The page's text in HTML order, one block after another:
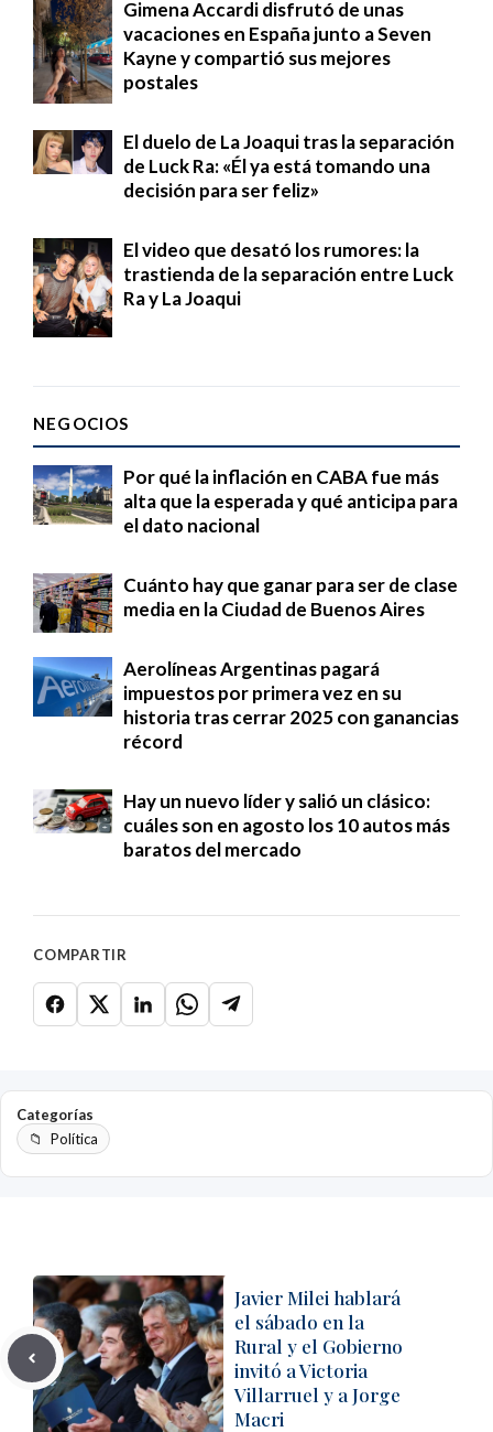
Gimena Accardi disfrutó de unas
vacaciones en España junto a Seven
Kayne y compartió sus mejores
postales
El duelo de La Joaqui tras la separación
de Luck Ra: «Él ya está tomando una
decisión para ser feliz»
El video que desató los rumores: la
trastienda de la separación entre Luck
Ra y La Joaqui
NEGOCIOS
Por qué la inflación en CABA fue más
alta que la esperada y qué anticipa para
el dato nacional
Cuánto hay que ganar para ser de clase
media en la Ciudad de Buenos Aires
Aerolíneas Argentinas pagará
impuestos por primera vez en su
historia tras cerrar 2025 con ganancias
récord
Hay un nuevo líder y salió un clásico:
cuáles son en agosto los 10 autos más
baratos del mercado
COMPARTIR
Categorías
Política
Javier Milei hablará
el sábado en la
Rural y el Gobierno
invitó a Victoria
Villarruel y a Jorge
Macri